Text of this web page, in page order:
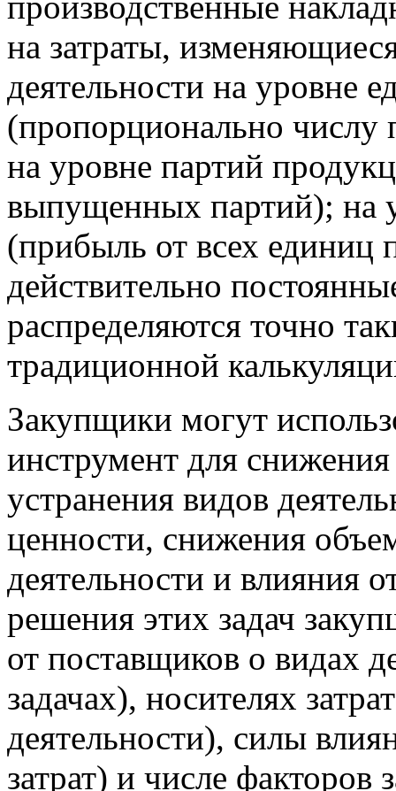
на затраты,
деятельности на уровне
(пропорционально числу
на уровне партий
выпущенных партий); на
(прибыль от всех единиц
действительно
распределяются точно
традиционной
Закупщики могут
инструмент для снижения
устранения видов
ценности, снижения
деятельности и влияния
решения этих задач
от поставщиков о видах
задачах), носителях
деятельности), силы
затрат) и числе факторов